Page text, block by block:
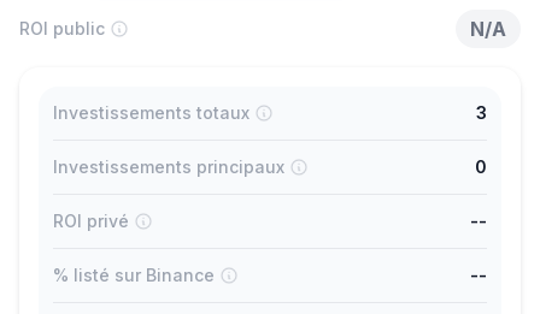
ROI public N/A
Investissements totaux 3
Investissements principaux 0
ROI privé --
% listé sur Binance --